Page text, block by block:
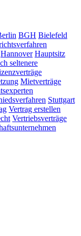
BGH Bielefeld
Hannover Hauptsitz
seltenere
Mietverträge
Stuttgart
Vertrag erstellen
Vertriebsverträge